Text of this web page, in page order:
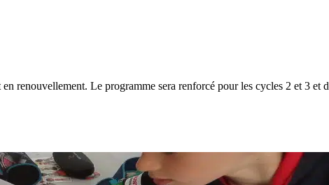
renouvellement. Le programme sera renforcé pour les cycles 2 et 3 et